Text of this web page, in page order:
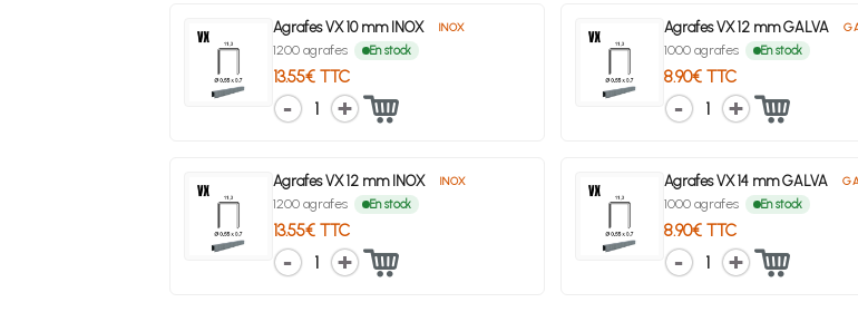
Agrafes VX 10 mm INOX INOX
1200 agrafes En stock
13.55€ TTC
1
Agrafes VX 12 mm GALVA
1000 agrafes En stock
8.90€ TTC
1
Agrafes VX 12 mm INOX INOX
1200 agrafes En stock
13.55€ TTC
1
Agrafes VX 14 mm GALVA
1000 agrafes En stock
8.90€ TTC
1